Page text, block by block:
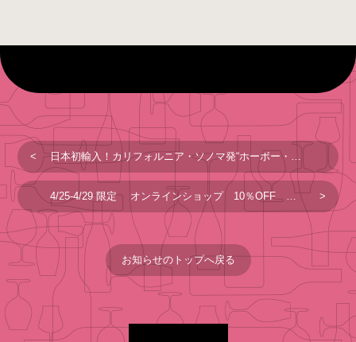
日本初輸入！カリフォルニア・ソノマ発“ホーボー・ワイン・カンパニー” 全5種4月15日(金)発売！
4/25-4/29 限定 オンラインショップ 10％OFF クーポン！
お知らせのトップへ戻る